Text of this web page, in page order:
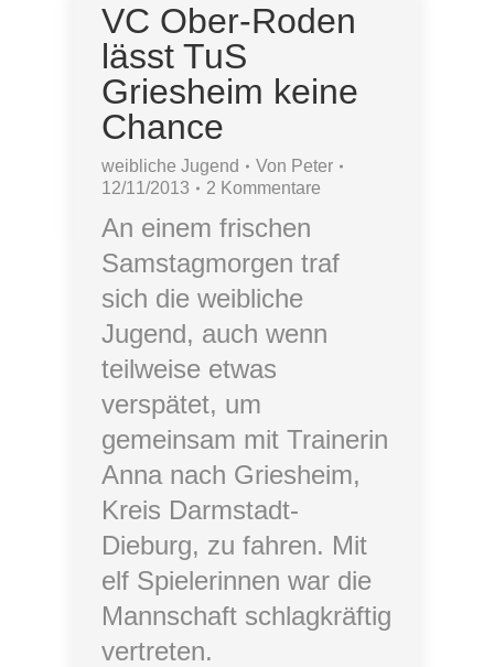
VC Ober-Roden
lässt TuS
Griesheim keine
Chance
weibliche Jugend Von Peter
12/11/2013
2 Kommentare
An einem frischen
Samstagmorgen traf
sich die weibliche
Jugend, auch wenn
teilweise etwas
verspätet, um
gemeinsam mit Trainerin
Anna nach Griesheim,
Kreis Darmstadt-
Dieburg, zu fahren. Mit
elf Spielerinnen war die
Mannschaft schlagkräftig
vertreten.